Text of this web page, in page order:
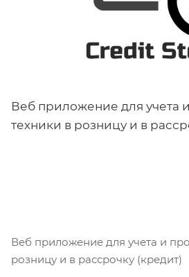
Веб приложение для учета
техники в розницу и в
Веб приложение для учета и
розницу и в рассрочку (кредит)